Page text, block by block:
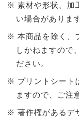
素材や形状、加
い場合がありま
本商品を除く、
しかねますので
ださい。
プリントシート
ますので、ご注
著作権があるデ